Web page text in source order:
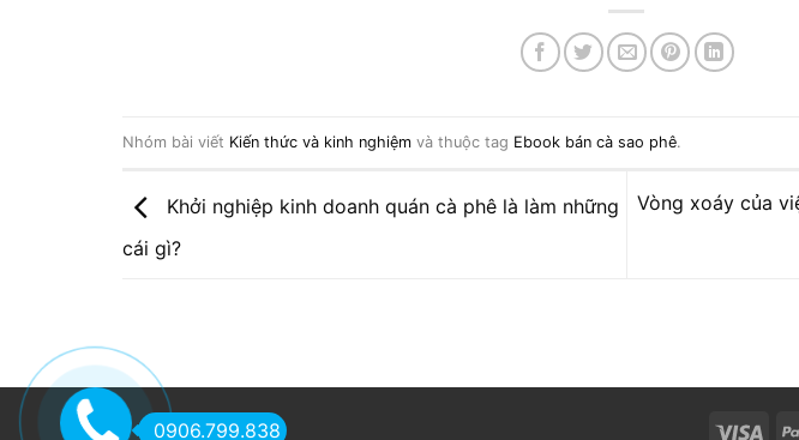
Nhóm bài viết Kiến thức và kinh nghiệm và thuộc tag Ebook bán cà sao phê.
Khởi nghiệp kinh doanh quán cà phê là làm những
cái gì?
Vòng xoáy của
0906.799.838